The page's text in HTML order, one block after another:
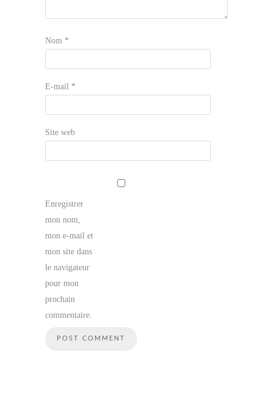
Nom *
E-mail *
Site web
Enregistrer
mon nom,
mon e-mail et
mon site dans
le navigateur
pour mon
prochain
commentaire.